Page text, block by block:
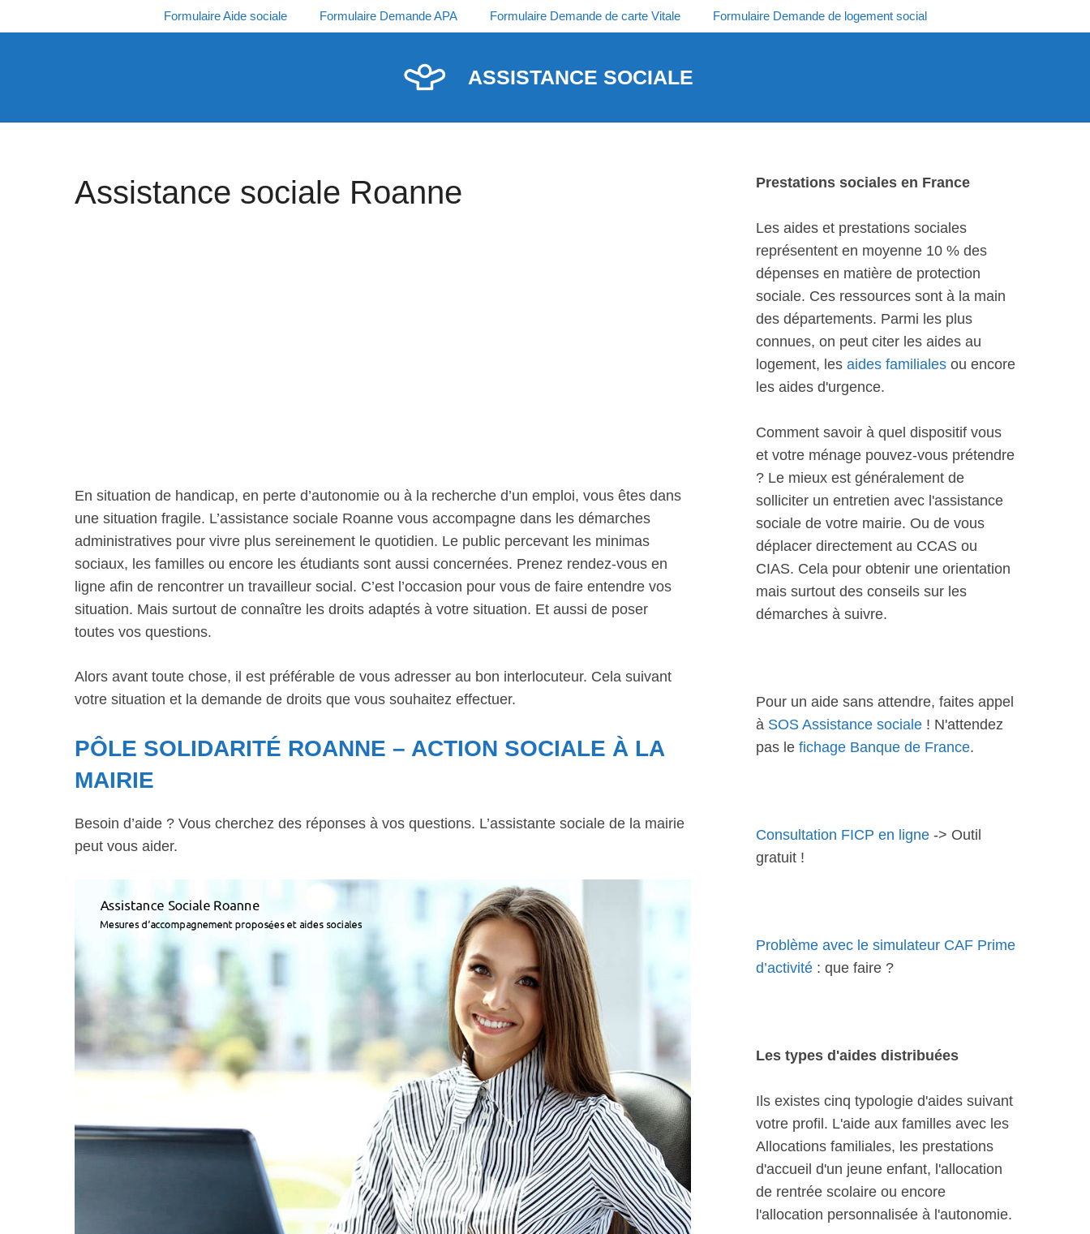
au
Formulaire Aide sociale Formulaire Demande APA Formulaire Demande de carte Vitale Formulaire Demande de logement social
ASSISTANCE SOCIALE
Assistance sociale Roanne
En situation de handicap, en perte d’autonomie ou à la recherche d’un emploi, vous êtes dans
une situation fragile. L’assistance sociale Roanne vous accompagne dans les démarches
administratives pour vivre plus sereinement le quotidien. Le public percevant les minimas
sociaux, les familles ou encore les étudiants sont aussi concernées. Prenez rendez-vous en
ligne afin de rencontrer un travailleur social. C’est l’occasion pour vous de faire entendre vos
situation. Mais surtout de connaître les droits adaptés à votre situation. Et aussi de poser
toutes vos questions.
Alors avant toute chose, il est préférable de vous adresser au bon interlocuteur. Cela suivant
votre situation et la demande de droits que vous souhaitez effectuer.
PÔLE SOLIDARITÉ ROANNE – ACTION SOCIALE À LA
MAIRIE
Besoin d’aide ? Vous cherchez des réponses à vos questions. L’assistante sociale de la mairie
peut vous aider.
Prestations sociales en France
Les aides et prestations sociales
représentent en moyenne 10 % des
dépenses en matière de protection
sociale. Ces ressources sont à la main
des départements. Parmi les plus
connues, on peut citer les aides au
logement, les aides familiales ou encore
les aides d'urgence.
Comment savoir à quel dispositif vous
et votre ménage pouvez-vous prétendre
? Le mieux est généralement de
solliciter un entretien avec l'assistance
sociale de votre mairie. Ou de vous
déplacer directement au CCAS ou
CIAS. Cela pour obtenir une orientation
mais surtout des conseils sur les
démarches à suivre.
Pour un aide sans attendre, faites appel
à SOS Assistance sociale ! N'attendez
pas le fichage Banque de France.
Consultation FICP en ligne -> Outil
gratuit !
Problème avec le simulateur CAF Prime
d’activité : que faire ?
Les types d'aides distribuées
Ils existes cinq typologie d'aides suivant
votre profil. L'aide aux familles avec les
Allocations familiales, les prestations
d'accueil d'un jeune enfant, l'allocation
de rentrée scolaire ou encore
l'allocation personnalisée à l'autonomie.